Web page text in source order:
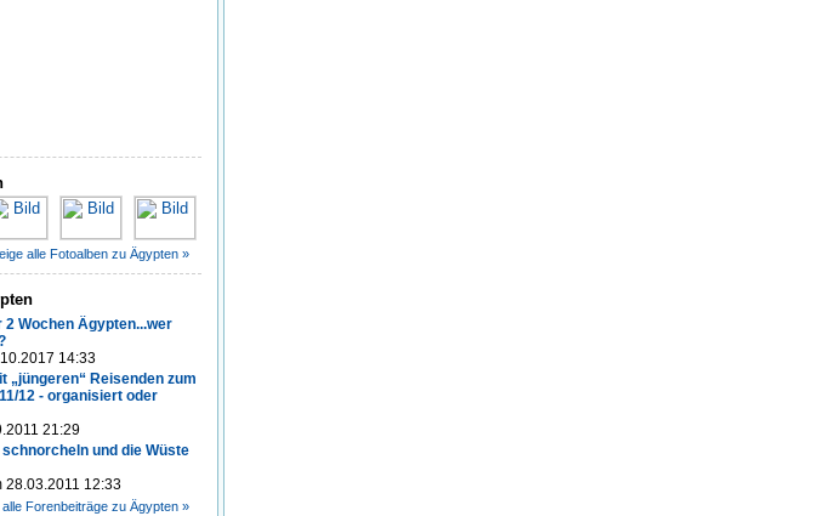
alle Fotoalben zu Ägypten »
Wochen Ägypten...wer
14:33
„jüngeren“ Reisenden zum
12 - organisiert oder
21:29
und die Wüste
28.03.2011 12:33
alle Forenbeiträge zu Ägypten »